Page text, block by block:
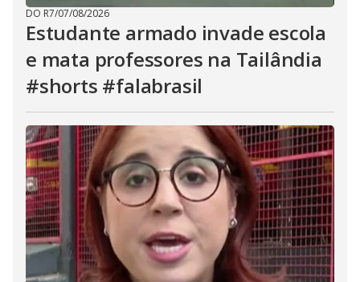
DO R7/07/08/2026
Estudante armado invade escola
e mata professores na Tailândia
#shorts #falabrasil